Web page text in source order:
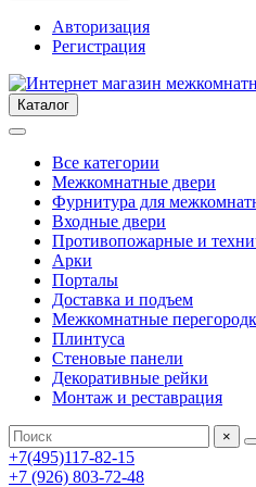
Авторизация
Регистрация
Каталог
Все категории
Межкомнатные двери
Фурнитура для
Входные двери
Противопожарные и
Арки
Порталы
Доставка и подъем
Межкомнатные
Плинтуса
Стеновые панели
Декоративные рейки
Монтаж и реставрация
×
+7(495)117-82-15
+7 (926) 803-72-48